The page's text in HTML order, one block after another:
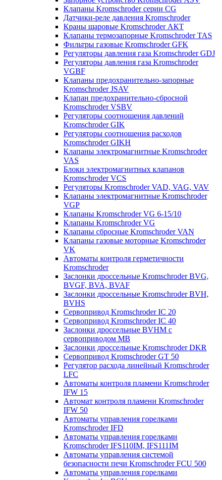
Клапаны Kromschroder серии CG
Датчики-реле давления Kromschroder
Краны шаровые Kromschroder АКТ
Клапаны термозапорные Kromschroder TAS
Фильтры газовые Kromschroder GFK
Регуляторы давления газа Kromschroder GDJ
Регуляторы давления газа Kromschroder
VGBF
Клапаны предохранительно-запорные
Kromschroder JSAV
Клапан предохранительно-сбросной
Kromschroder VSBV
Регуляторы соотношения давлений
Kromschroder GIK
Регуляторы соотношения расходов
Kromschroder GIKH
Клапаны электромагнитные Kromschroder
VAS
Блоки электромагнитных клапанов
Kromschroder VCS
Регуляторы Kromschroder VAD, VAG, VAV
Клапаны электромагнитные Kromschroder
VGP
Клапаны Kromschroder VG 6-15/10
Клапаны Kromschroder VG
Клапаны сбросные Kromschroder VAN
Клапаны газовые моторные Kromschroder
VK
Автоматы контроля герметичности
Kromschroder
Заслонки дроссельные Kromschroder BVG,
BVGF, BVA, BVAF
Заслонки дроссельные Kromschroder BVH,
BVHS
Сервопривод Kromschroder IC 20
Сервопривод Kromschroder IC 40
Заслонки дроссельные BVHM с
сервоприводом МВ
Заслонки дроссельные Kromschroder DKR
Cервопривод Kromschroder GT 50
Регулятор расхода линейный Kromschroder
LFC
Автоматы контроля пламени Kromschroder
IFW 15
Автомат контроля пламени Kromschroder
IFW 50
Автоматы управления горелками
Kromschroder IFD
Автоматы управления горелками
Kromschroder IFS110IM, IFS111IM
Автоматы управления системой
безопасности печи Kromschroder FCU 500
Автоматы управления горелками